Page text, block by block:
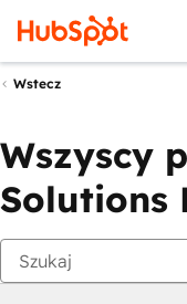
Wstecz
Wszyscy
Solutions